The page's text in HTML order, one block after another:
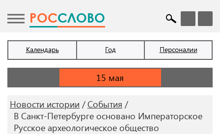
POCСЛОВО
Календарь Год Персоналии
Новости истории
События
В Санкт-Петербурге основано Императорское
Русское археологическое общество